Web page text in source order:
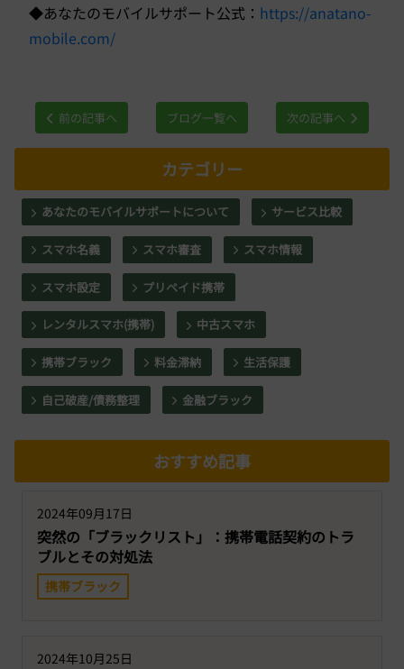
◆あなたのモバイルサポート公式： https://anatano-
mobile.com/
前の記事へ ブログ一覧へ 次の記事へ
カテゴリー
あなたのモバイルサポートについて サービス比較
スマホ名義 スマホ審査 スマホ情報
スマホ設定 プリペイド携帯
レンタルスマホ(携帯) 中古スマホ
携帯ブラック 料金滞納 生活保護
自己破産/債務整理 金融ブラック
おすすめ記事
2024年09月17日
突然の「ブラックリスト」：携帯電話契約のトラ
ブルとその対処法
携帯ブラック
2024年10月25日